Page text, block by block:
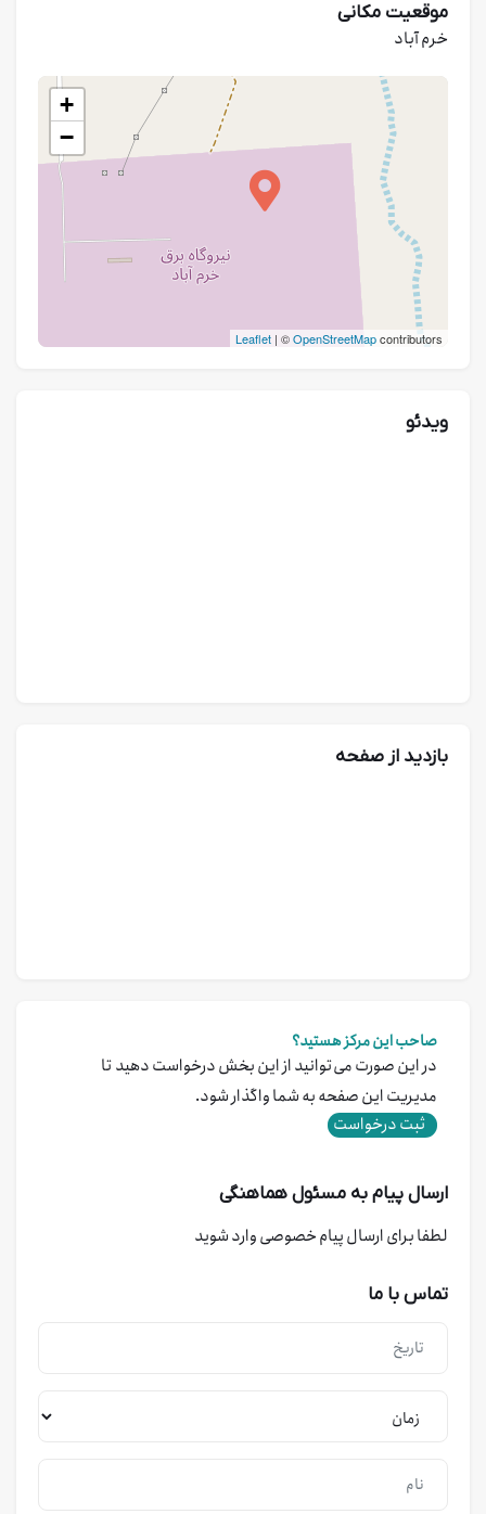
موقعیت مکانی
خرم آباد
+
−
Leaflet | ©OpenStreetMapcontributors
ویدئو
بازدید از صفحه
صاحب این مرکز هستید؟
در این صورت می‌توانید از این بخش درخواست دهید تا
مدیریت این صفحه به شما واگذار شود.
ثبت درخواست
ارسال پیام به مسئول هماهنگی
لطفا برای ارسال پیام خصوصی وارد شوید
تماس با ما